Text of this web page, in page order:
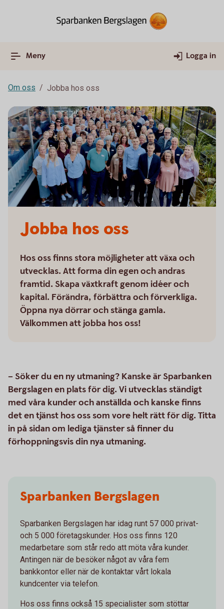
Meny Logga in
Om oss Jobba hos oss
Jobba hos oss
Hos oss finns stora möjligheter att växa och
utvecklas. Att forma din egen och andras
framtid. Skapa växtkraft genom idéer och
kapital. Förändra, förbättra och förverkliga.
Öppna nya dörrar och stänga gamla.
Välkommen att jobba hos oss!
– Söker du en ny utmaning? Kanske är Sparbanken
Bergslagen en plats för dig. Vi utvecklas ständigt
med våra kunder och anställda och kanske finns
det en tjänst hos oss som vore helt rätt för dig. Titta
in på sidan om lediga tjänster så finner du
förhoppningsvis din nya utmaning.
Sparbanken Bergslagen
Sparbanken Bergslagen har idag runt 57 000 privat-
och 5 000 företagskunder. Hos oss finns 120
medarbetare som står redo att möta våra kunder.
Antingen när de besöker något av våra fem
bankkontor eller när de kontaktar vårt lokala
kundcenter via telefon.
Hos oss finns också 15 specialister som stöttar